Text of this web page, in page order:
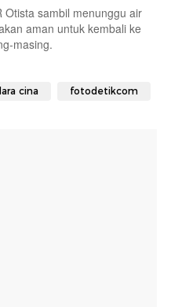
sambil menunggu air
aman untuk kembali ke
masing.
cina fotodetikcom